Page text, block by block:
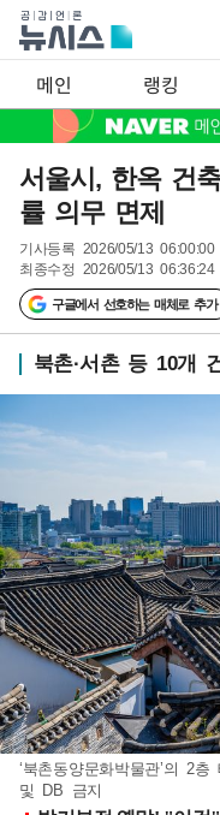
메인 랭킹
서울시, 한옥 건
률 의무 면제
기사등록 2026/05/13 06:00:00
최종수정 2026/05/13 06:36:24
구글에서 선호하는 매체로 추가
북촌·서촌 등 10개
‘북촌동양문화박물관’의 2
및 DB 금지